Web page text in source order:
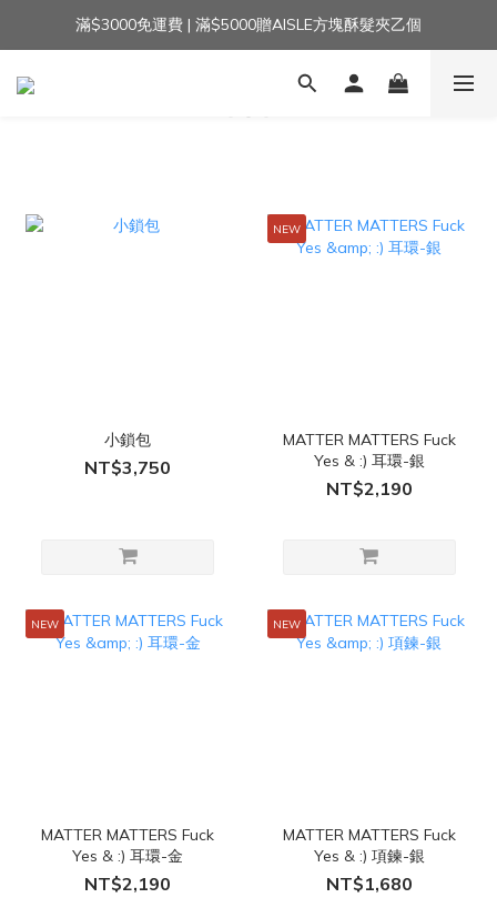
加入官方LINE｜領$100 👉
滿$3000免運費 | 滿$5000贈AISLE方塊酥髮夾乙個
加入官方LINE｜領$100 👉
小鎖包
NT$3,750
NEW
MATTER MATTERS Fuck
Yes & :) 耳環-銀
NT$2,190
NEW
MATTER MATTERS Fuck
Yes & :) 耳環-金
NT$2,190
NEW
MATTER MATTERS Fuck
Yes & :) 項鍊-銀
NT$1,680